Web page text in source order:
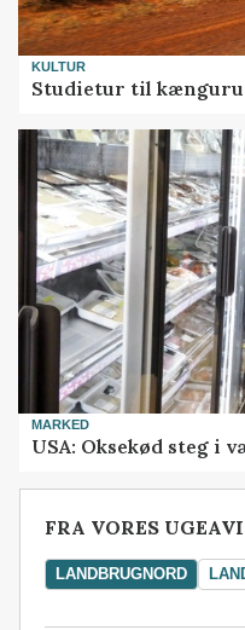
KULTUR
Studietur til
MARKED
USA: Oksekød steg i
FRA VORES
LANDBRUGNORD